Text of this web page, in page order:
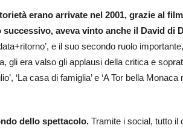
erano arrivate nel 2001, grazie al
successivo, aveva vinto anche il David di
e il suo secondo ruolo
gli era valso gli applausi della critica e
‘La casa di famiglia’ e ‘A Tor bella Monaca
dello spettacolo. Tramite i social, tutto il